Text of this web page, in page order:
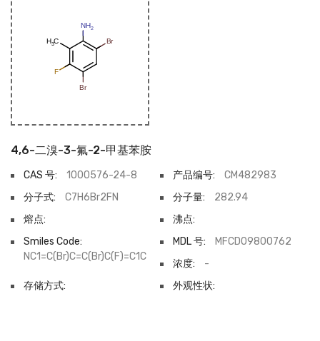
4,6-二溴-3-氟-2-甲基苯胺
CAS 号: 1000576-24-8 产品编号:
CM482983
分子式:
C7H6Br2FN 分子量:
282.94
熔点:
沸点:
Smiles Code:
NC1=C(Br)C=C(Br)C(F)=C1C
MDL 号:
MFCD09800762
浓度:
-
存储方式:
外观性状: